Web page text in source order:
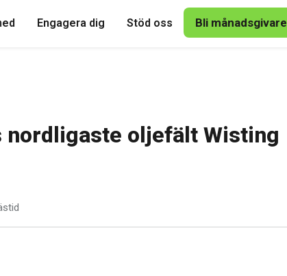
Engagera dig Stöd oss Bli månadsgivare
nordligaste oljefält Wisting